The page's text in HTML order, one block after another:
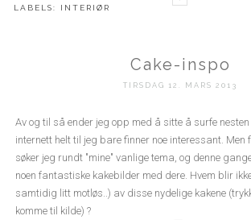
LABELS: INTERIØR
Cake-inspo
TIRSDAG 12. MARS 2013
Av og til så ender jeg opp med å sitte å surfe
internett helt til jeg bare finner noe interessant. Men
søker jeg rundt "mine" vanlige tema, og denne
noen fantastiske kakebilder med dere. Hvem blir
samtidig litt motløs..) av disse nydelige kakene
komme til kilde) ?